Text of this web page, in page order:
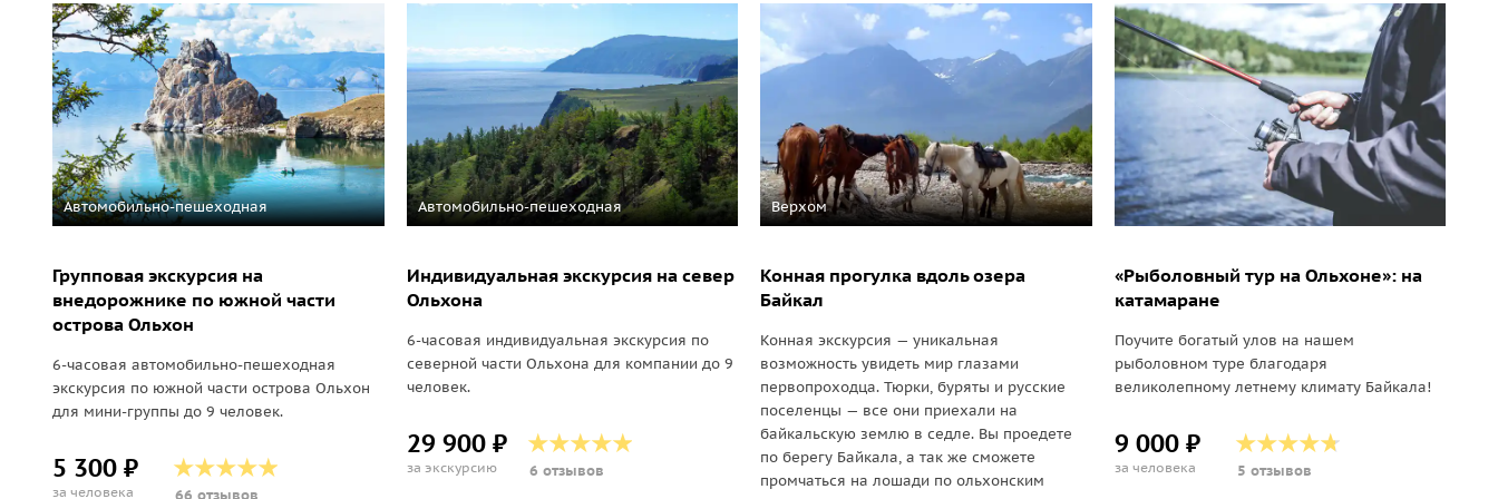
Автомобильно-пешеходная
Групповая экскурсия на
внедорожнике по южной части
острова Ольхон
6-часовая автомобильно-пешеходная
экскурсия по южной части острова Ольхон
для мини-группы до 9 человек.
5 300 ₽
за человека 66 отзывов
Автомобильно-пешеходная
Индивидуальная экскурсия на север
Ольхона
6-часовая индивидуальная экскурсия по
северной части Ольхона для компании до 9
человек.
29 900 ₽
за экскурсию 6 отзывов
Верхом
Конная прогулка вдоль озера
Байкал
Конная экскурсия — уникальная
возможность увидеть мир глазами
первопроходца. Тюрки, буряты и русские
поселенцы — все они приехали на
байкальскую землю в седле. Вы проедете
по берегу Байкала, а так же сможете
промчаться на лошади по ольхонским
«Рыболовный тур на Ольхоне»: на
катамаране
Поучите богатый улов на нашем
рыболовном туре благодаря
великолепному летнему климату Байкала!
9 000 ₽
за человека 5 отзывов